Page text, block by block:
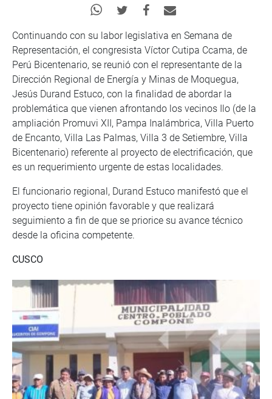
Continuando con su labor legislativa en Semana de
Representación, el congresista Víctor Cutipa Ccama, de
Perú Bicentenario, se reunió con el representante de la
Dirección Regional de Energía y Minas de Moquegua,
Jesús Durand Estuco, con la finalidad de abordar la
problemática que vienen afrontando los vecinos Ilo (de la
ampliación Promuvi XII, Pampa Inalámbrica, Villa Puerto
de Encanto, Villa Las Palmas, Villa 3 de Setiembre, Villa
Bicentenario) referente al proyecto de electrificación, que
es un requerimiento urgente de estas localidades.
El funcionario regional, Durand Estuco manifestó que el
proyecto tiene opinión favorable y que realizará
seguimiento a fin de que se priorice su avance técnico
desde la oficina competente.
CUSCO